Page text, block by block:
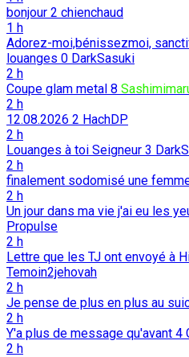
bonjour 2 chienchaud
1 h
Adorez-moi,bénissezmoi,
louanges 0 DarkSasuki
2 h
Coupe glam metal 8
2 h
12.08.2026 2 HachDP
2 h
Louanges à toi Seigneur 3
2 h
finalement sodomisé une
2 h
Un jour dans ma vie j'ai eu les
Propulse
2 h
Lettre que les TJ ont envoyé à
Temoin2jehovah
2 h
Je pense de plus en plus au
2 h
Y'a plus de message qu'avant 4
2 h